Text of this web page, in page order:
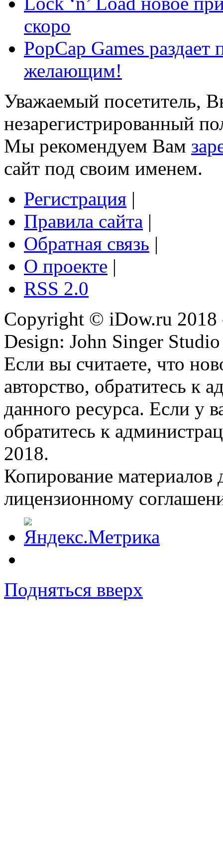
скоро
PopCap Games
желающим!
Уважаемый посетитель,
незарегистрированный
Мы рекомендуем Вам
сайт под своим именем.
Регистрация |
Правила сайта |
Обратная связь |
О проекте |
RSS 2.0
Copyright © iDow.ru 2018
Design: John Singer Studio
Если вы считаете, что
авторство, обратитесь к
данного ресурса. Если у
обратитесь к
2018.
Копирование материалов
лицензионному
Подняться вверх